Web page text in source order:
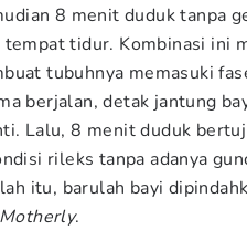
8 menit duduk tanpa
tidur. Kombinasi ini
tubuhnya memasuki
berjalan, detak jantung
Lalu, 8 menit duduk
rileks tanpa adanya
itu, barulah bayi
Motherly.